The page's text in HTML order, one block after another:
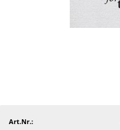
Art.Nr.: